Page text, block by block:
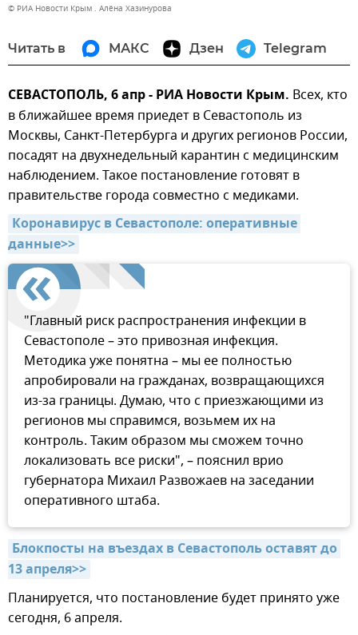
© РИА Новости Крым . Алёна Хазинурова
Читать в МАКС Дзен Telegram
СЕВАСТОПОЛЬ, 6 апр - РИА Новости Крым. Всех, кто
в ближайшее время приедет в Севастополь из
Москвы, Санкт-Петербурга и других регионов России,
посадят на двухнедельный карантин с медицинским
наблюдением. Такое постановление готовят в
правительстве города совместно с медиками.
Коронавирус в Севастополе: оперативные
данные>>
"Главный риск распространения инфекции в
Севастополе – это привозная инфекция.
Методика уже понятна – мы ее полностью
апробировали на гражданах, возвращающихся
из-за границы. Думаю, что с приезжающими из
регионов мы справимся, возьмем их на
контроль. Таким образом мы сможем точно
локализовать все риски", – пояснил врио
губернатора Михаил Развожаев на заседании
оперативного штаба.
Блокпосты на въездах в Севастополь оставят до
13 апреля>>
Планируется, что постановление будет принято уже
сегодня, 6 апреля.